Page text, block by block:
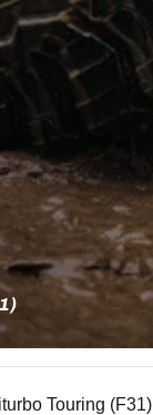
Touring (F31)